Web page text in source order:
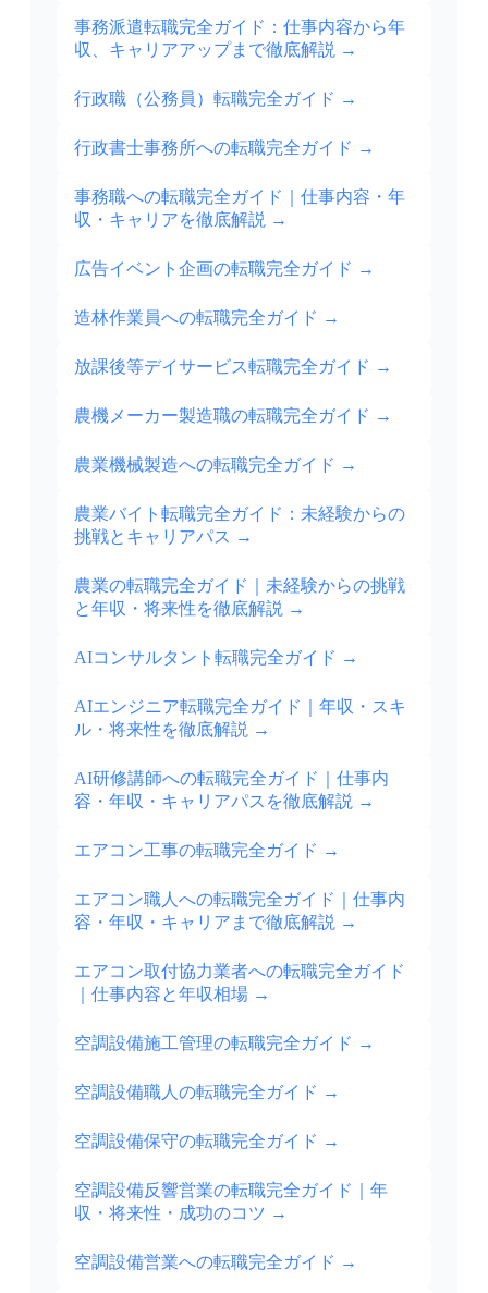
事務派遣転職完全ガイド：仕事内容から年
収、キャリアアップまで徹底解説 →
行政職（公務員）転職完全ガイド →
行政書士事務所への転職完全ガイド →
事務職への転職完全ガイド｜仕事内容・年
収・キャリアを徹底解説 →
広告イベント企画の転職完全ガイド →
造林作業員への転職完全ガイド →
放課後等デイサービス転職完全ガイド →
農機メーカー製造職の転職完全ガイド →
農業機械製造への転職完全ガイド →
農業バイト転職完全ガイド：未経験からの
挑戦とキャリアパス →
農業の転職完全ガイド｜未経験からの挑戦
と年収・将来性を徹底解説 →
AIコンサルタント転職完全ガイド →
AIエンジニア転職完全ガイド｜年収・スキ
ル・将来性を徹底解説 →
AI研修講師への転職完全ガイド｜仕事内
容・年収・キャリアパスを徹底解説 →
エアコン工事の転職完全ガイド →
エアコン職人への転職完全ガイド｜仕事内
容・年収・キャリアまで徹底解説 →
エアコン取付協力業者への転職完全ガイド
｜仕事内容と年収相場 →
空調設備施工管理の転職完全ガイド →
空調設備職人の転職完全ガイド →
空調設備保守の転職完全ガイド →
空調設備反響営業の転職完全ガイド｜年
収・将来性・成功のコツ →
空調設備営業への転職完全ガイド →